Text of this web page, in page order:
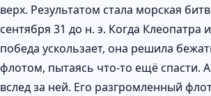
верх. Результатом стала морская
сентября 31 до н. э. Когда Клеопатра
победа ускользает, она решила
флотом, пытаясь что-то ещё спасти.
вслед за ней. Его разгромленный